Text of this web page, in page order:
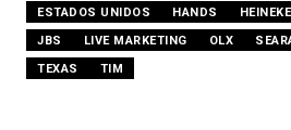
ESTADOS UNIDOS
HANDS
JBS
LIVE MARKETING OLX
TEXAS
TIM